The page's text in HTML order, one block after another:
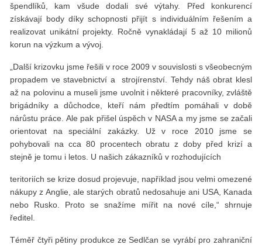
špendlíků, kam všude dodali své výtahy. Před konkurencí
získávají body díky schopnosti přijít s individuálním řešením a
realizovat unikátní projekty. Ročně vynakládají 5 až 10 milionů
korun na výzkum a vývoj.
„Další krizovku jsme řešili v roce 2009 v souvislosti s všeobecným
propadem ve stavebnictví a strojírenství. Tehdy náš obrat klesl
až na polovinu a museli jsme uvolnit i některé pracovníky, zvláště
brigádníky a důchodce, kteří nám předtím pomáhali v době
nárůstu práce. Ale pak přišel úspěch v NASA a my jsme se začali
orientovat na speciální zakázky. Už v roce 2010 jsme se
pohybovali na cca 80 procentech obratu z doby před krizí a
stejně je tomu i letos. U našich zákazníků v rozhodujících
teritoriích se krize dosud projevuje, například jsou velmi omezené
nákupy z Anglie, ale starých obratů nedosahuje ani USA, Kanada
nebo Rusko. Proto se snažíme mířit na nové cíle,“ shrnuje
ředitel.
Téměř čtyři pětiny produkce ze Sedlčan se vyrábí pro zahraniční